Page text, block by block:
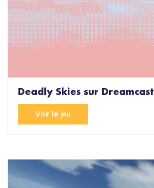
Deadly Skies sur Dreamcast
Voir le jeu